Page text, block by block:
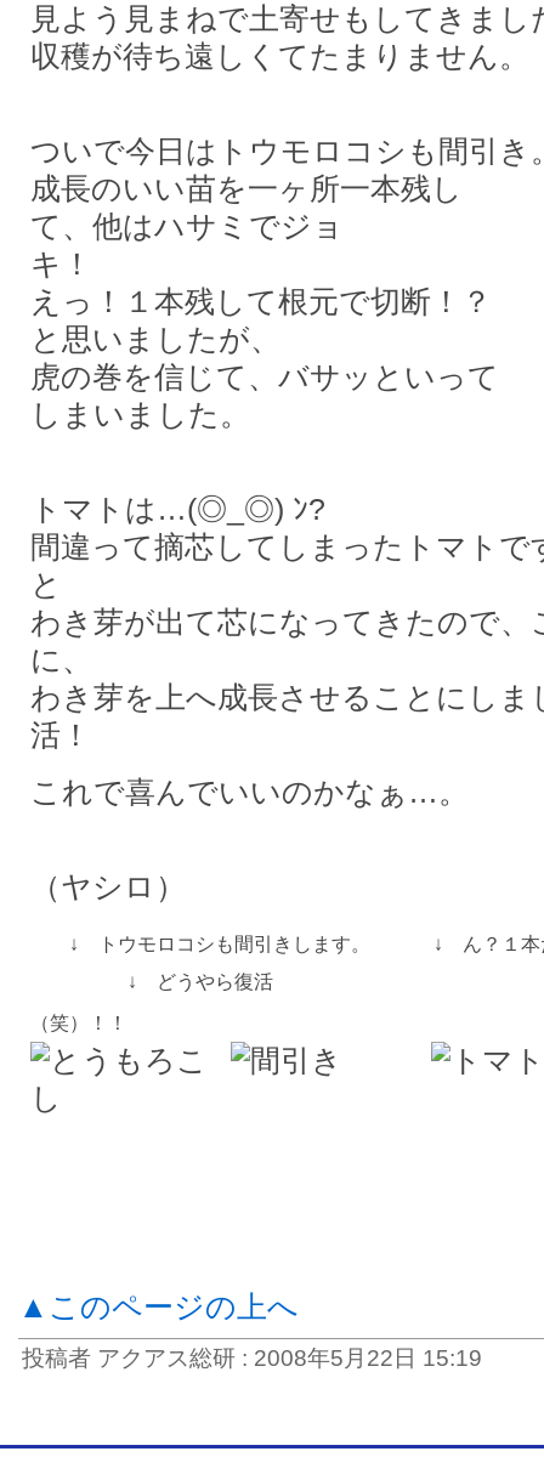
見よう見まねで土寄せもしてきまし
収穫が待ち遠しくてたまりません。
ついで今日はトウモロコシも間引き
成長のいい苗を一ヶ所一本残し
て、他はハサミでジョ
キ！
えっ！１本残して根元で切断！？
と思いましたが、
虎の巻を信じて、バサッといって
しまいました。
トマトは…(◎_◎) ﾝ?
間違って摘芯してしまったトマトで
と
わき芽が出て芯になってきたので、
に、
わき芽を上へ成長させることにしま
活！
これで喜んでいいのかなぁ…。
（ヤシロ）
↓ トウモロコシも間引きします。 ↓ ん？１本だ
↓ どうやら復活
（笑）！！
▲このページの上へ
投稿者 アクアス総研 : 2008年5月22日 15:19